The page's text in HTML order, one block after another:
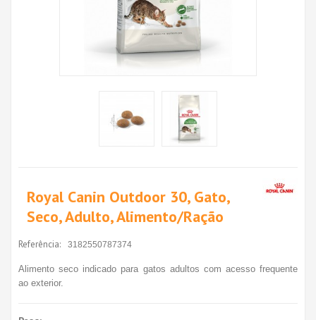
Royal Canin Outdoor 30, Gato,
Seco, Adulto, Alimento/Ração
Referência: 3182550787374
Alimento seco indicado para gatos adultos com acesso frequente
ao exterior.